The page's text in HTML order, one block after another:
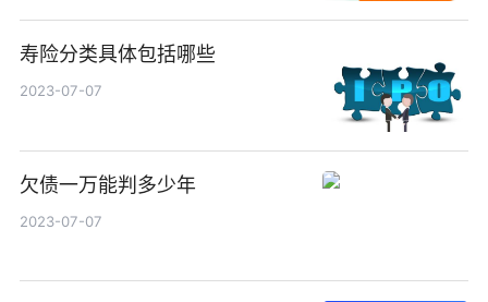
寿险分类具体包括哪些
2023-07-07
欠债一万能判多少年
2023-07-07